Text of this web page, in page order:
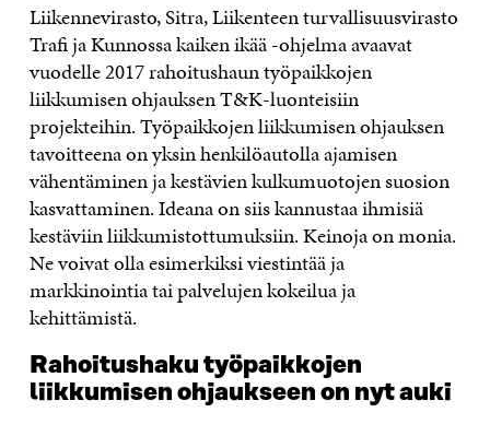
Liikennevirasto, Sitra, Liikenteen turvallisuusvirasto
Trafi ja Kunnossa kaiken ikää -ohjelma avaavat
vuodelle 2017 rahoitushaun työpaikkojen
liikkumisen ohjauksen T&K-luonteisiin
projekteihin. Työpaikkojen liikkumisen ohjauksen
tavoitteena on yksin henkilöautolla ajamisen
vähentäminen ja kestävien kulkumuotojen suosion
kasvattaminen. Ideana on siis kannustaa ihmisiä
kestäviin liikkumistottumuksiin. Keinoja on monia.
Ne voivat olla esimerkiksi viestintää ja
markkinointia tai palvelujen kokeilua ja
kehittämistä.
Rahoitushaku työpaikkojen
liikkumisen ohjaukseen on nyt auki